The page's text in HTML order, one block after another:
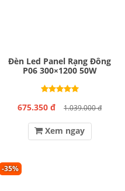
Đèn Led Panel Rạng Đông
P06 300×1200 50W
675.350 đ 1.039.000 đ
Xem ngay
-35%